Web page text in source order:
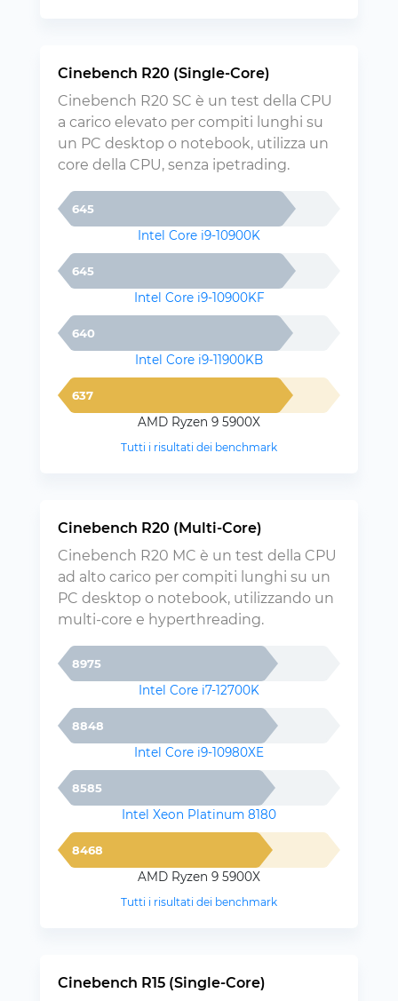
Cinebench R20 (Single-Core)
Cinebench R20 SC è un test della CPU
a carico elevato per compiti lunghi su
un PC desktop o notebook, utilizza un
core della CPU, senza ipetrading.
645
Intel Core i9-10900K
645
Intel Core i9-10900KF
640
Intel Core i9-11900KB
637
AMD Ryzen 9 5900X
Tutti i risultati dei benchmark
Cinebench R20 (Multi-Core)
Cinebench R20 MC è un test della CPU
ad alto carico per compiti lunghi su un
PC desktop o notebook, utilizzando un
multi-core e hyperthreading.
8975
Intel Core i7-12700K
8848
Intel Core i9-10980XE
8585
Intel Xeon Platinum 8180
8468
AMD Ryzen 9 5900X
Tutti i risultati dei benchmark
Cinebench R15 (Single-Core)